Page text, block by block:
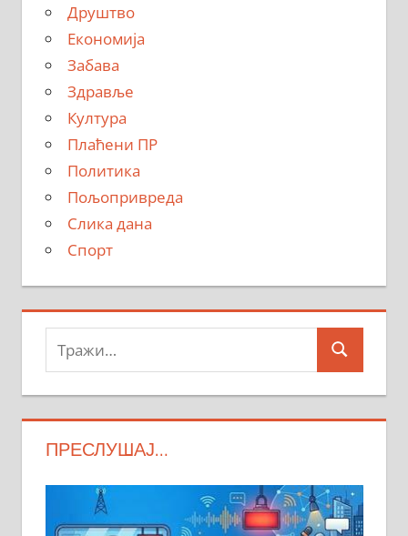
Друштво
Економија
Забава
Здравље
Култура
Плаћени ПР
Политика
Пољопривреда
Слика дана
Спорт
Search
ПРЕСЛУШАЈ…